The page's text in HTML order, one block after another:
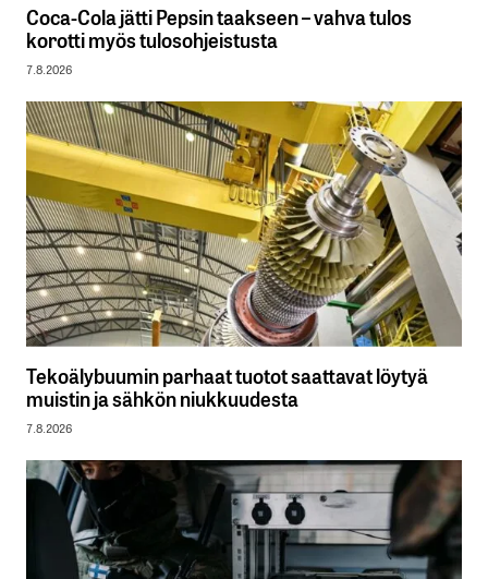
Coca-Cola jätti Pepsin taakseen – vahva tulos
korotti myös tulosohjeistusta
7.8.2026
Tekoälybuumin parhaat tuotot saattavat löytyä
muistin ja sähkön niukkuudesta
7.8.2026